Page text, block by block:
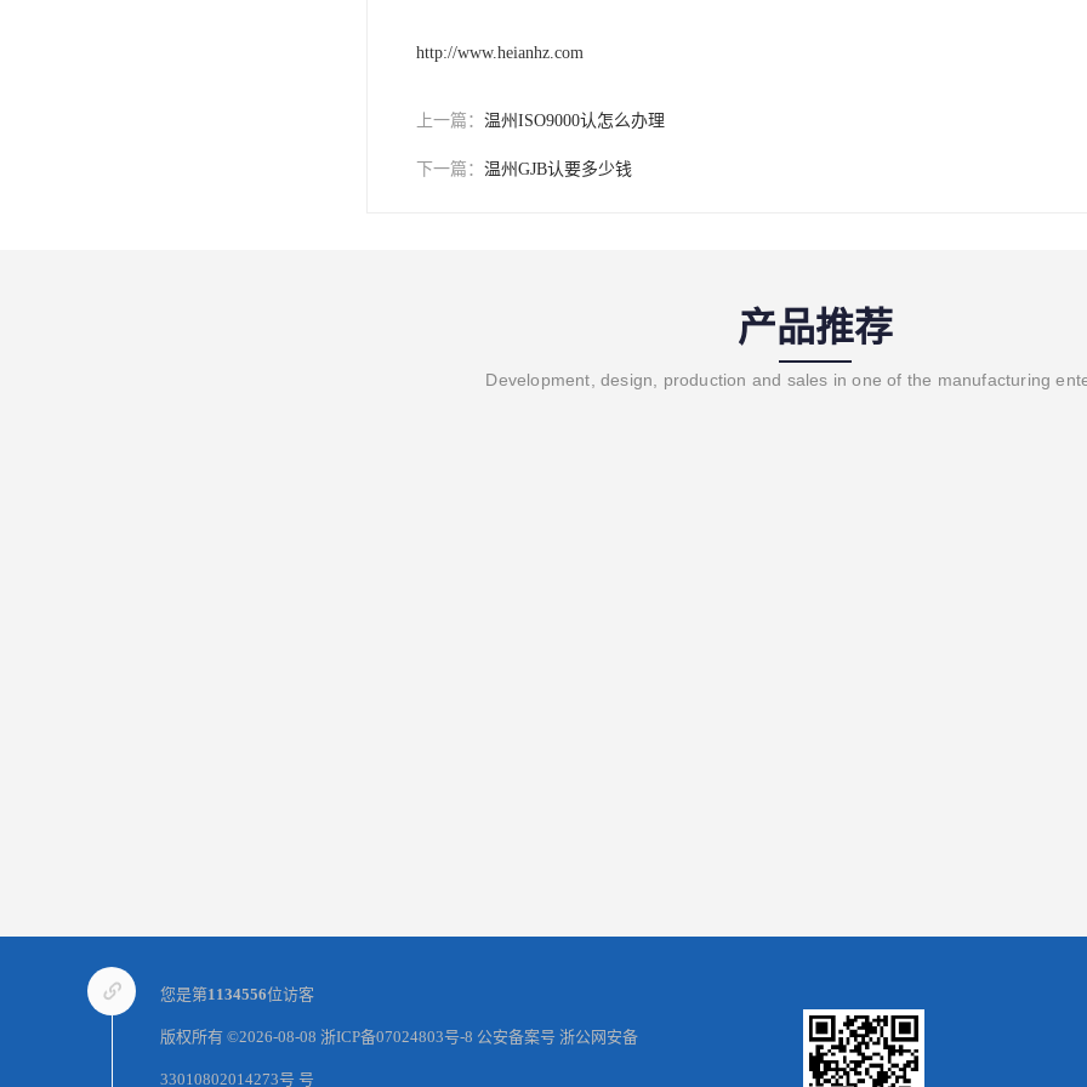
http://www.heianhz.com
上一篇： 温州ISO9000认怎么办理
下一篇： 温州GJB认要多少钱
产品推荐
Development, design, production and sales in one of the manufacturing
您是第1134556位访客
版权所有 ©2026-08-08 浙ICP备07024803号-8 公安备案号 浙公网安备
33010802014273号 号